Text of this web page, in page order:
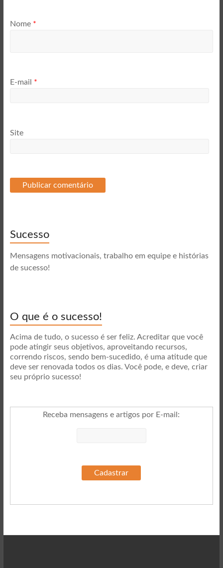
Nome *
E-mail *
Site
Sucesso
Mensagens motivacionais, trabalho em equipe e histórias
de sucesso!
O que é o sucesso!
Acima de tudo, o sucesso é ser feliz. Acreditar que você
pode atingir seus objetivos, aproveitando recursos,
correndo riscos, sendo bem-sucedido, é uma atitude que
deve ser renovada todos os dias. Você pode, e deve, criar
seu próprio sucesso!
Receba mensagens e artigos por E-mail :